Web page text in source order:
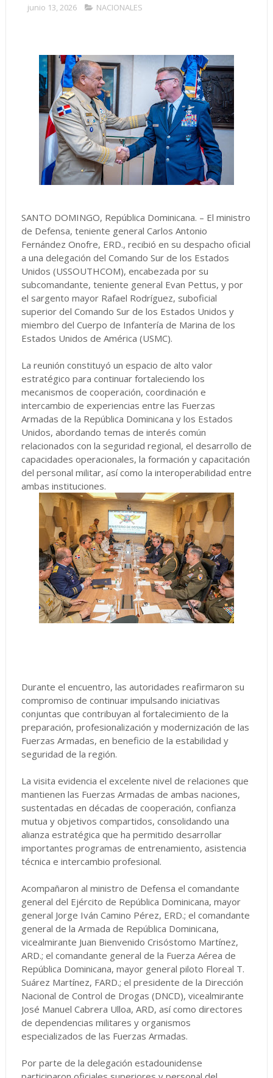
junio 13, 2026 NACIONALES
SANTO DOMINGO, República Dominicana. – El ministro
de Defensa, teniente general Carlos Antonio
Fernández Onofre, ERD., recibió en su despacho oficial
a una delegación del Comando Sur de los Estados
Unidos (USSOUTHCOM), encabezada por su
subcomandante, teniente general Evan Pettus, y por
el sargento mayor Rafael Rodríguez, suboficial
superior del Comando Sur de los Estados Unidos y
miembro del Cuerpo de Infantería de Marina de los
Estados Unidos de América (USMC).
La reunión constituyó un espacio de alto valor
estratégico para continuar fortaleciendo los
mecanismos de cooperación, coordinación e
intercambio de experiencias entre las Fuerzas
Armadas de la República Dominicana y los Estados
Unidos, abordando temas de interés común
relacionados con la seguridad regional, el desarrollo de
capacidades operacionales, la formación y capacitación
del personal militar, así como la interoperabilidad entre
ambas instituciones.
Durante el encuentro, las autoridades reafirmaron su
compromiso de continuar impulsando iniciativas
conjuntas que contribuyan al fortalecimiento de la
preparación, profesionalización y modernización de las
Fuerzas Armadas, en beneficio de la estabilidad y
seguridad de la región.
La visita evidencia el excelente nivel de relaciones que
mantienen las Fuerzas Armadas de ambas naciones,
sustentadas en décadas de cooperación, confianza
mutua y objetivos compartidos, consolidando una
alianza estratégica que ha permitido desarrollar
importantes programas de entrenamiento, asistencia
técnica e intercambio profesional.
Acompañaron al ministro de Defensa el comandante
general del Ejército de República Dominicana, mayor
general Jorge Iván Camino Pérez, ERD.; el comandante
general de la Armada de República Dominicana,
vicealmirante Juan Bienvenido Crisóstomo Martínez,
ARD.; el comandante general de la Fuerza Aérea de
República Dominicana, mayor general piloto Floreal T.
Suárez Martínez, FARD.; el presidente de la Dirección
Nacional de Control de Drogas (DNCD), vicealmirante
José Manuel Cabrera Ulloa, ARD, así como directores
de dependencias militares y organismos
especializados de las Fuerzas Armadas.
Por parte de la delegación estadounidense